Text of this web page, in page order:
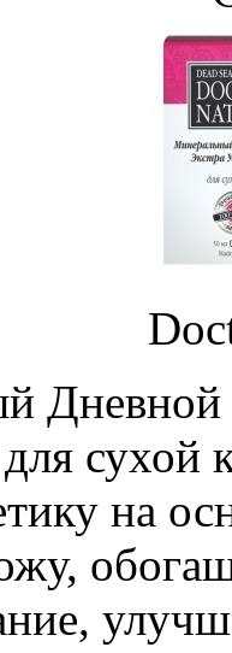
Дневной
сухой
на